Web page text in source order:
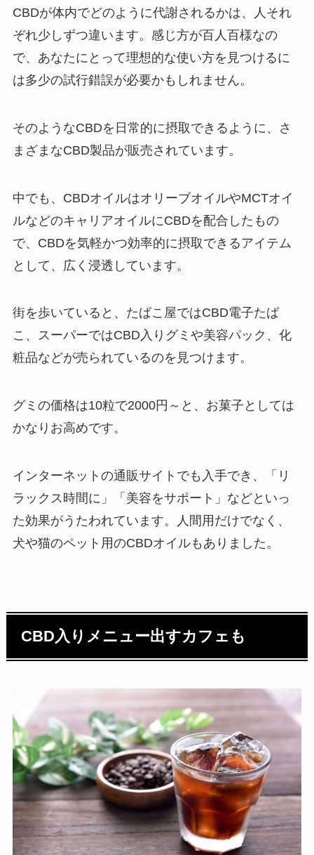
CBDが体内でどのように代謝されるかは、人それ
ぞれ少しずつ違います。感じ方が百人百様なの
で、あなたにとって理想的な使い方を見つけるに
は多少の試行錯誤が必要かもしれません。
そのようなCBDを日常的に摂取できるように、さ
まざまなCBD製品が販売されています。
中でも、CBDオイルはオリーブオイルやMCTオイ
ルなどのキャリアオイルにCBDを配合したもの
で、CBDを気軽かつ効率的に摂取できるアイテム
として、広く浸透しています。
街を歩いていると、たばこ屋ではCBD電子たば
こ、スーパーではCBD入りグミや美容パック、化
粧品などが売られているのを見つけます。
グミの価格は10粒で2000円～と、お菓子としては
かなりお高めです。
インターネットの通販サイトでも入手でき、「リ
ラックス時間に」「美容をサポート」などといっ
た効果がうたわれています。人間用だけでなく、
犬や猫のペット用のCBDオイルもありました。
CBD入りメニュー出すカフェも